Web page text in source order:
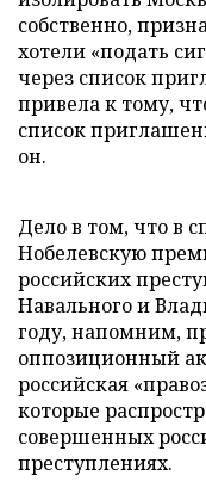
собственно,
хотели «подать
через список
привела к тому,
список
он.
Дело в том, что в
Нобелевскую
российских
Навального и
году, напомним,
оппозиционный
российская
которые
совершенных
преступлениях.